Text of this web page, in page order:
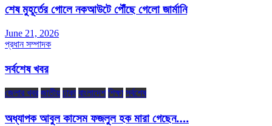
শেষ মুহূর্তের গোলে নকআউটে পৌঁছে গেলো জার্মানি
June 21, 2026
প্রধান সম্পাদক
সর্বশেষ খবর
জেলার খবর জাতীয় ঢাকা বাংলাদেশ শিক্ষা সর্বশেষ
অধ্যাপক আবুল কাসেম ফজলুল হক মারা গেছেন….